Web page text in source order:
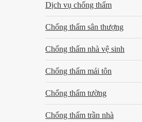
Dịch vụ chống thấm
Chống thấm sân thượng
Chống thấm nhà vệ sinh
Chống thấm mái tôn
Chống thấm tường
Chống thấm trần nhà